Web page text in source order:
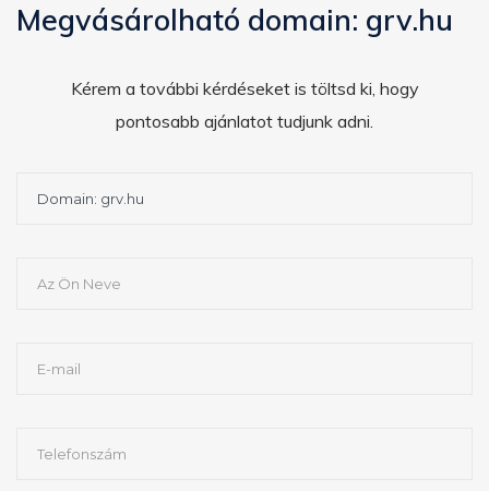
Megvásárolható domain: grv.hu
Kérem a további kérdéseket is töltsd ki, hogy
pontosabb ajánlatot tudjunk adni.